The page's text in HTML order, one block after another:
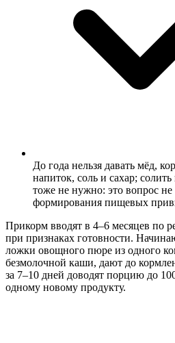
До года нельзя давать мёд,
напиток, соль и сахар;
тоже не нужно: это вопрос не
формирования пищевых
Прикорм вводят в 4–6 месяцев по
при признаках готовности.
ложки овощного пюре из одного
безмолочной каши, дают до
за 7–10 дней доводят порцию до
одному новому продукту.